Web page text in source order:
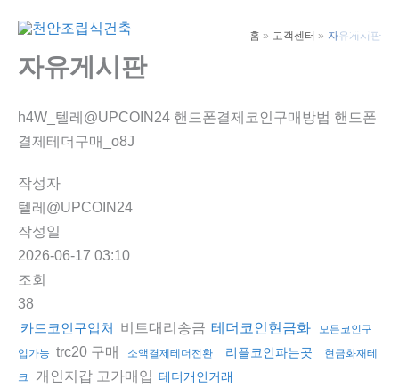
Main
홈 고객센터 자유게시판
자유게시판
h4W_텔레@UPCOIN24 핸드폰결제코인구매방법 핸드폰
결제테더구매_o8J
작성자
텔레@UPCOIN24
작성일
2026-06-17 03:10
조회
38
카드코인구입처 비트대리송금 테더코인현금화
모든코인구
입가능 trc20 구매 소액결제테더전환 리플코인파는곳
현금화재테
크
개인지갑 고가매입 테더개인거래